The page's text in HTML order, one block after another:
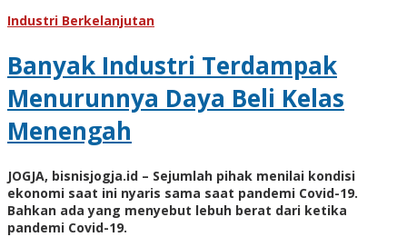
Industri Berkelanjutan
Banyak Industri Terdampak
Menurunnya Daya Beli Kelas
Menengah
JOGJA, bisnisjogja.id – Sejumlah pihak menilai kondisi
ekonomi saat ini nyaris sama saat pandemi Covid-19.
Bahkan ada yang menyebut lebuh berat dari ketika
pandemi Covid-19.